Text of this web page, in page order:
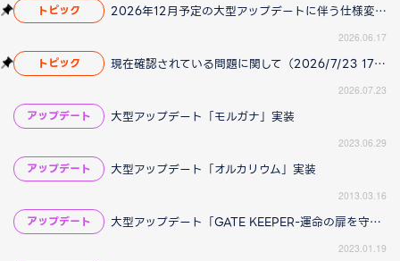
トピック 2026年12月予定の大型アップデートに伴う仕様変更のお知らせ
2026.06.17
トピック 現在確認されている問題に関して（2026/7/23 17:00更新）
2026.07.23
アップデート 大型アップデート「モルガナ」実装
2023.06.29
アップデート 大型アップデート「オルカリウム」実装
2013.03.16
アップデート 大型アップデート「GATE KEEPER-運命の扉を守る者-」実装
2023.01.19